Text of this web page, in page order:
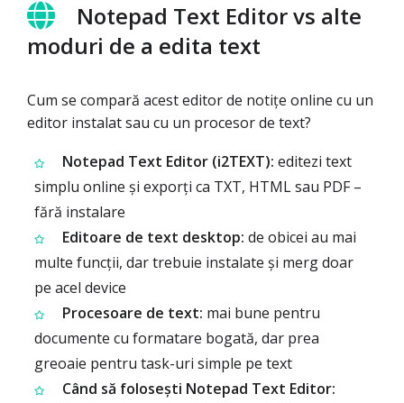
Notepad Text Editor vs alte
moduri de a edita text
Cum se compară acest editor de notițe online cu un
editor instalat sau cu un procesor de text?
Notepad Text Editor (i2TEXT): editezi text
simplu online și exporți ca TXT, HTML sau PDF –
fără instalare
Editoare de text desktop: de obicei au mai
multe funcții, dar trebuie instalate și merg doar
pe acel device
Procesoare de text: mai bune pentru
documente cu formatare bogată, dar prea
greoaie pentru task-uri simple pe text
Când să folosești Notepad Text Editor: